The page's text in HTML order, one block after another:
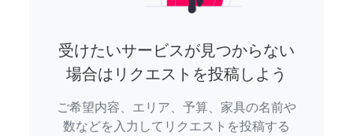
受けたいサービスが見つからない
場合はリクエストを投稿しよう
ご希望内容、エリア、予算、家具の名前や
数などを入力してリクエストを投稿する